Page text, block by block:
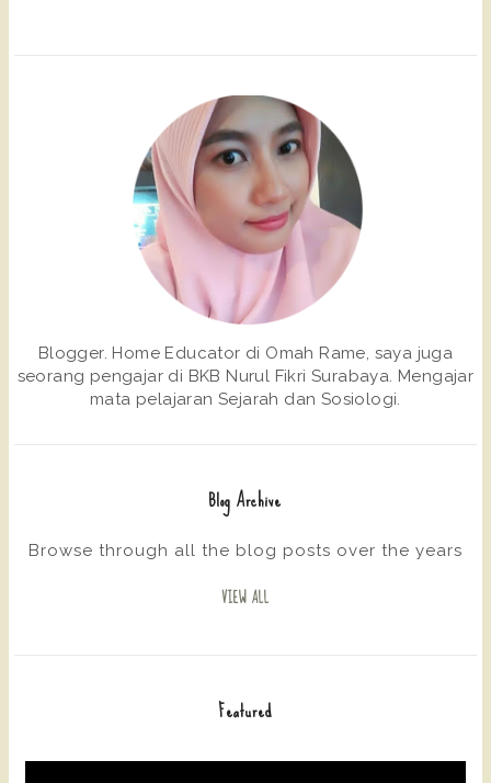
Blogger. Home Educator di Omah Rame, saya juga
seorang pengajar di BKB Nurul Fikri Surabaya. Mengajar
mata pelajaran Sejarah dan Sosiologi.
Blog Archive
Browse through all the blog posts over the years
VIEW ALL
Featured